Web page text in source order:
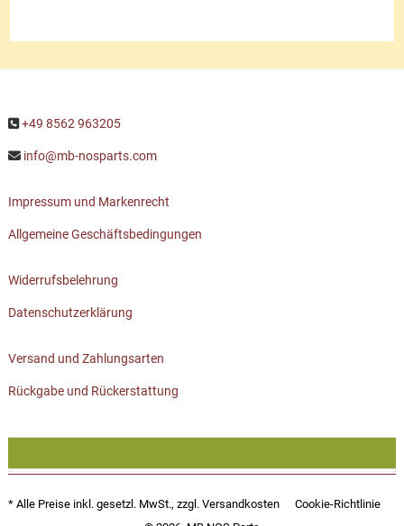
+49 8562 963205
info@mb-nosparts.com
Impressum und Markenrecht
Allgemeine Geschäftsbedingungen
Widerrufsbelehrung
Datenschutzerklärung
Versand und Zahlungsarten
Rückgabe und Rückerstattung
* Alle Preise inkl. gesetzl. MwSt., zzgl. Versandkosten
Cookie-Richtlinie